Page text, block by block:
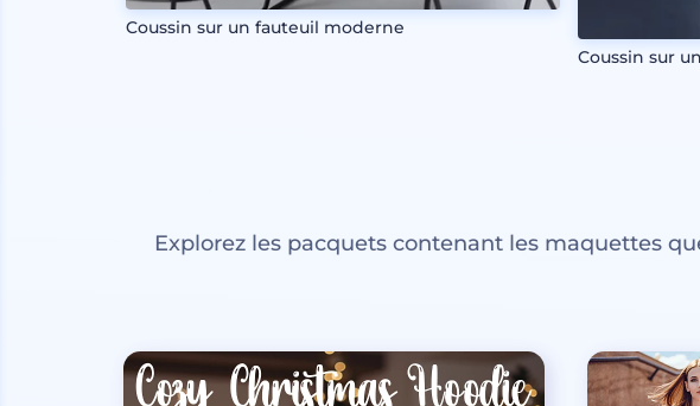
Coussin sur un fauteuil moderne
Coussin sur
Explorez les pacquets contenant les maquettes